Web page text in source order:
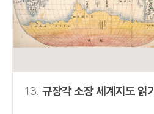
13. 규장각 소장 세계지도 읽기